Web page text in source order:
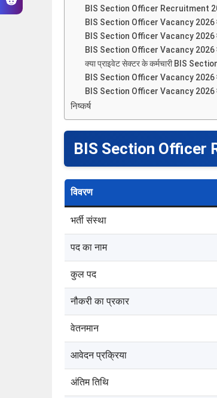
BIS Section Officer Recruitment
BIS Section Officer Vacancy 2026 में
BIS Section Officer Vacancy 2026 में
BIS Section Officer Vacancy 2026
क्या प्राइवेट सेक्टर के कर्मचारी BIS
BIS Section Officer Vacancy 2026
BIS Section Officer Vacancy 2026
निष्कर्ष
BIS Section Officer
विवरण
भर्ती संस्था
पद का नाम
कुल पद
नौकरी का प्रकार
वेतनमान
आवेदन प्रक्रिया
अंतिम तिथि